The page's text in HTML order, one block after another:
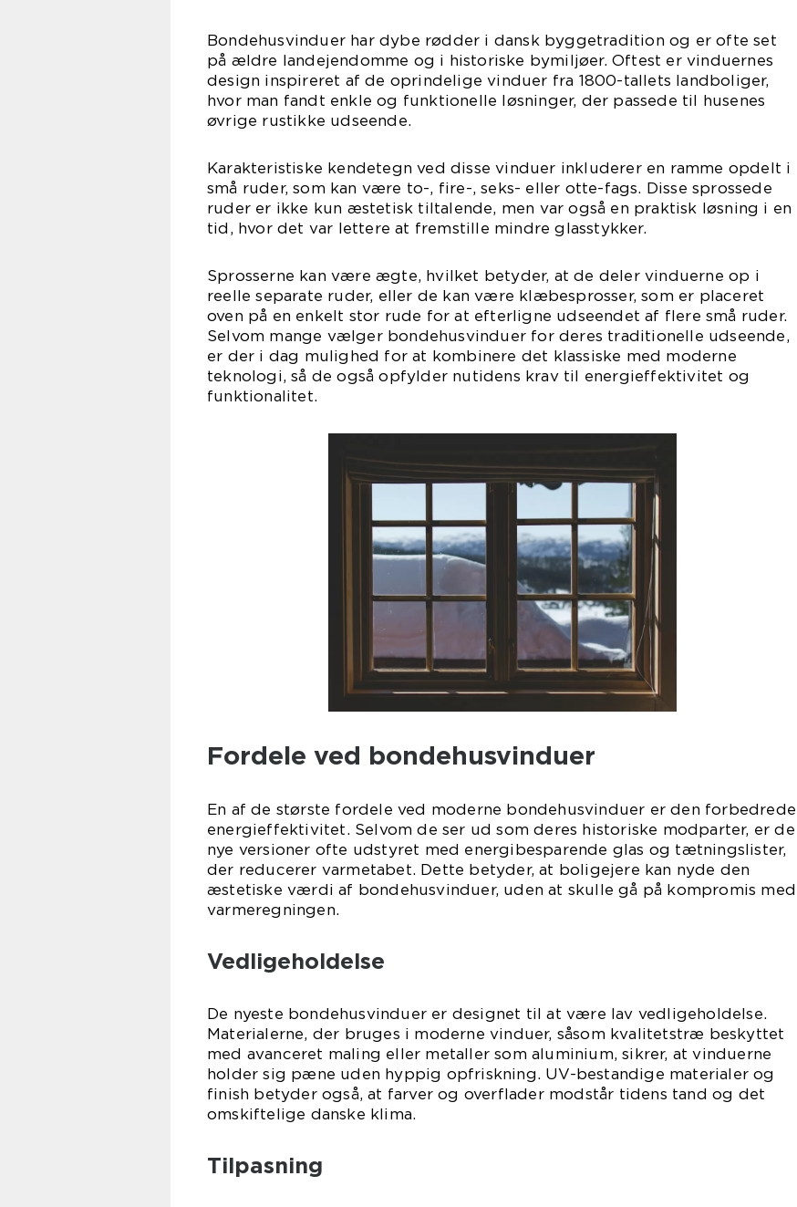
Bondehusvinduer har dybe rødder i dansk byggetradition og er ofte set
på ældre landejendomme og i historiske bymiljøer. Oftest er vinduernes
design inspireret af de oprindelige vinduer fra 1800-tallets landboliger,
hvor man fandt enkle og funktionelle løsninger, der passede til husenes
øvrige rustikke udseende.
Karakteristiske kendetegn ved disse vinduer inkluderer en ramme opdelt i
små ruder, som kan være to-, fire-, seks- eller otte-fags. Disse sprossede
ruder er ikke kun æstetisk tiltalende, men var også en praktisk løsning i en
tid, hvor det var lettere at fremstille mindre glasstykker.
Sprosserne kan være ægte, hvilket betyder, at de deler vinduerne op i
reelle separate ruder, eller de kan være klæbesprosser, som er placeret
oven på en enkelt stor rude for at efterligne udseendet af flere små ruder.
Selvom mange vælger bondehusvinduer for deres traditionelle udseende,
er der i dag mulighed for at kombinere det klassiske med moderne
teknologi, så de også opfylder nutidens krav til energieffektivitet og
funktionalitet.
Fordele ved bondehusvinduer
En af de største fordele ved moderne bondehusvinduer er den forbedrede
energieffektivitet. Selvom de ser ud som deres historiske modparter, er de
nye versioner ofte udstyret med energibesparende glas og tætningslister,
der reducerer varmetabet. Dette betyder, at boligejere kan nyde den
æstetiske værdi af bondehusvinduer, uden at skulle gå på kompromis med
varmeregningen.
Vedligeholdelse
De nyeste bondehusvinduer er designet til at være lav vedligeholdelse.
Materialerne, der bruges i moderne vinduer, såsom kvalitetstræ beskyttet
med avanceret maling eller metaller som aluminium, sikrer, at vinduerne
holder sig pæne uden hyppig opfriskning. UV-bestandige materialer og
finish betyder også, at farver og overflader modstår tidens tand og det
omskiftelige danske klima.
Tilpasning